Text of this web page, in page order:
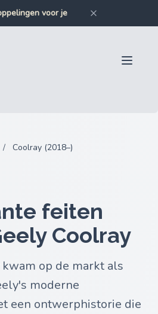
voor je
onderdelen voor je
Inloggen
/ Coolray (2018–)
feiten
Coolray
kwam op de markt als
moderne
een ontwerphistorie die